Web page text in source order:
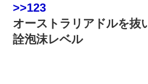
>>123
オーストラリアドルを抜
詮泡沫レベル